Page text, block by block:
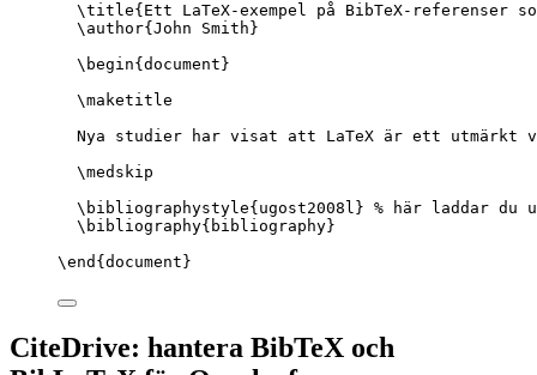
\title{Ett LaTeX-exempel på BibTeX-
\author{John Smith}
\begin{ document }
\maketitle
Nya studier har visat att LaTeX är ett utmärkt
\medskip
\bibliographystyle{ugost2008l} % här laddar du
\bibliography{bibliography}
\end { document }
CiteDrive: hantera BibTeX och